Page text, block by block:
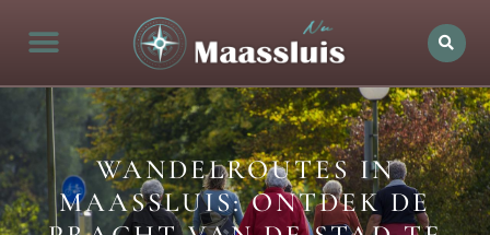
WANDELROUTES IN
MAASSLUIS: ONTDEK DE